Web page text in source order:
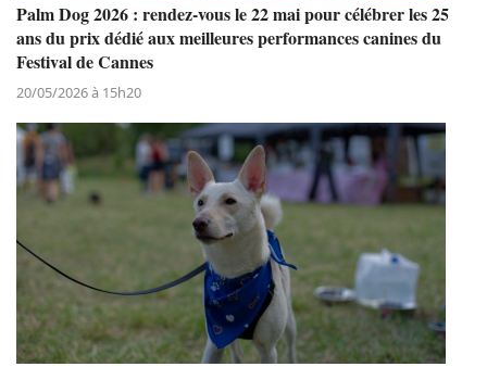
Palm Dog 2026 : rendez-vous le 22 mai pour célébrer les 25
ans du prix dédié aux meilleures performances canines du
Festival de Cannes
20/05/2026 à 15h20